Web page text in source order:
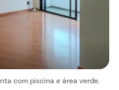
com piscina e área verde.